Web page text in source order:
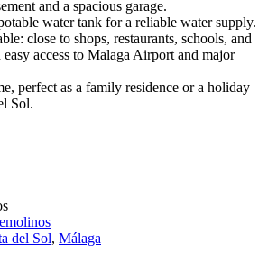
and a spacious garage.
water tank for a reliable water supply.
close to shops, restaurants, schools, ‌and
access ‌to ‌Malaga Airport ‌and major
‌perfect ‌as a family ‌residence ‌or a holiday
‌Sol.
del Sol, Málaga